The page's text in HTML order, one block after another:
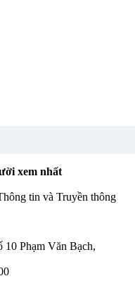
xem nhất
tin và Truyền thông
10 Phạm Văn Bạch,